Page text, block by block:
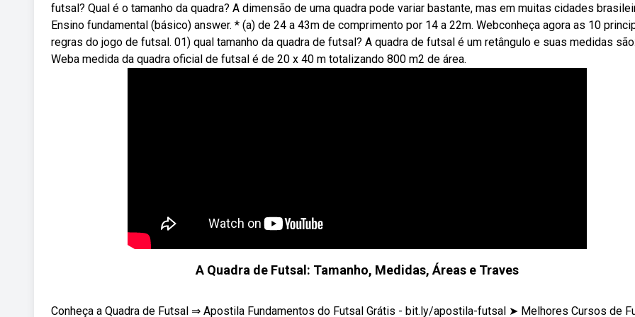
futsal? Qual é o tamanho da quadra? A dimensão de uma quadra pode variar bastante, mas em muitas cidades
Ensino fundamental (básico) answer. * (a) de 24 a 43m de comprimento por 14 a 22m. Webconheça agora as 10
regras do jogo de futsal. 01) qual tamanho da quadra de futsal? A quadra de futsal é um retângulo e suas medidas
Weba medida da quadra oficial de futsal é de 20 x 40 m totalizando 800 m2 de área.
A Quadra de Futsal: Tamanho, Medidas, Áreas e Traves
Conheça a Quadra de Futsal ⇒ Apostila Fundamentos do Futsal Grátis - bit.ly/apostila-futsal ➤ Melhores Cursos de